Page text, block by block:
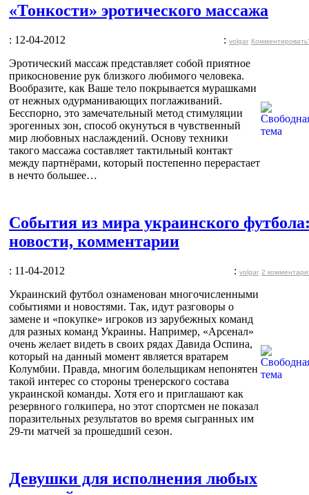
«Тонкости» эротического массажа
: 12-04-2012 : volgar
Эротический массаж представляет собой приятное
прикосновение рук близкого любимого человека.
Вообразите, как Ваше тело покрывается мурашками
от нежных одурманивающих поглаживаний.
Бесспорно, это замечательный метод стимуляции
эрогенных зон, способ окунуться в чувственный
мир любовных наслаждений. Основу техники
такого массажа составляет тактильный контакт
между партнёрами, который постепенно перерастает
в нечто большее…
События из мира украинского
новости, комментарии
: 11-04-2012 : volgar 2
Украинский футбол ознаменован многочисленными
событиями и новостями. Так, идут разговоры о
замене и «покупке» игроков из зарубежных команд
для разных команд Украины. Например, «Арсенал»
очень желает видеть в своих рядах Давида Оспина,
который на данный момент является вратарем
Колумбии. Правда, многим болельщикам непонятен
такой интерес со стороны тренерского состава
украинской команды. Хотя его и приглашают как
резервного голкипера, но этот спортсмен не показал
поразительных результатов во время сыгранных им
29-ти матчей за прошедший сезон.
Девушки для исполнения любых